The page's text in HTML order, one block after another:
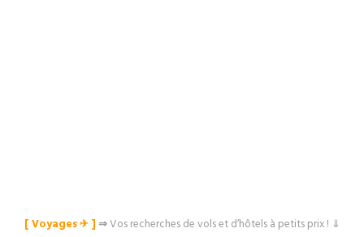
[ Voyages ✈︎ ]⇒Vos recherches de vols et d’hôtels à petits prix ! ⇓